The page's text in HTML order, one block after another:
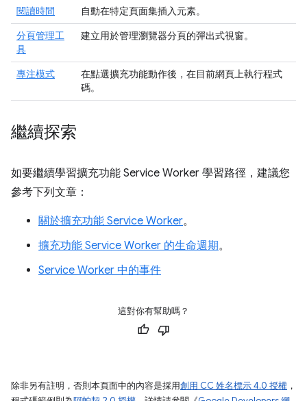
閱讀時間
自動在特定頁面集插入元素。
分頁管理工
具
建立用於管理瀏覽器分頁的彈出式視窗。
專注模式
在點選擴充功能動作後，在目前網頁上執行程式
碼。
繼續探索
如要繼續學習擴充功能 Service Worker 學習路徑，建議您
參考下列文章：
關於擴充功能 Service Worker。
擴充功能 Service Worker 的生命週期。
Service Worker 中的事件
這對你有幫助嗎？
除非另有註明，否則本頁面中的內容是採用創用 CC 姓名標示 4.0 授權 ，